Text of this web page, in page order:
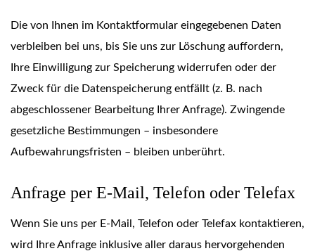
Die von Ihnen im Kontaktformular eingegebenen Daten
verbleiben bei uns, bis Sie uns zur Löschung auffordern,
Ihre Einwilligung zur Speicherung widerrufen oder der
Zweck für die Datenspeicherung entfällt (z. B. nach
abgeschlossener Bearbeitung Ihrer Anfrage). Zwingende
gesetzliche Bestimmungen – insbesondere
Aufbewahrungsfristen – bleiben unberührt.
Anfrage per E-Mail, Telefon oder Telefax
Wenn Sie uns per E-Mail, Telefon oder Telefax kontaktieren,
wird Ihre Anfrage inklusive aller daraus hervorgehenden